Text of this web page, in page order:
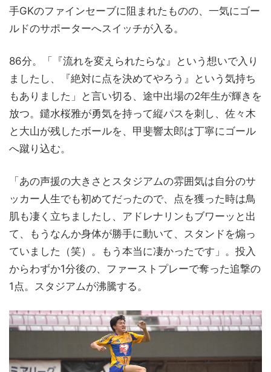
手GKのファインセーブに阻まれたものの、一気にゴー
ルドのサポーターへスイッチが入る。
86分。「『流れを変えられたらな』という想いで入り
ましたし、『絶対に点を決めてやろう』という気持ち
もありました」と言い切る、途中出場の2年生が輝きを
放つ。鑓水桜雅が勇気を持って縦パスを刺し、佐々木
と大山が残したボールを、甲斐響太郎は丁寧にゴール
へ蹴り込む。
「あの声援の大きさとスタジアムの雰囲気は自分のサ
ッカー人生でも初めてだったので、点を獲った時は鳥
肌も凄く立ちましたし、アドレナリンもブワーッと出
て、もうなんか身体が勝手に動いて、スタンドを煽っ
ていました（笑）。もう本当に凄かったです」。投入
からわずか1分後の、ファーストプレーで奪った追撃の
1点。スタジアムが沸騰する。